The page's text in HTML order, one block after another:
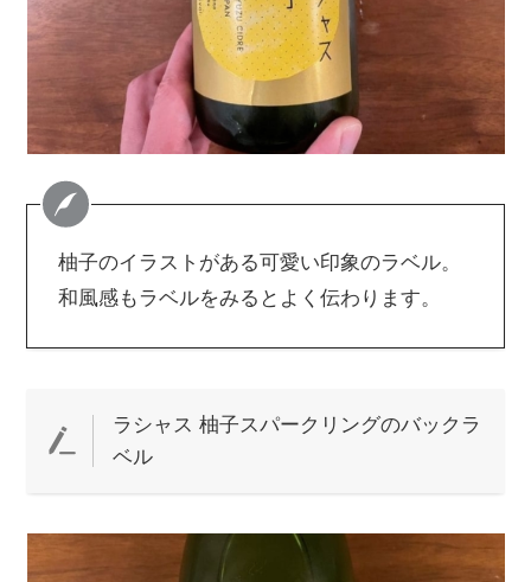
柚子のイラストがある可愛い印象のラベル。
和風感もラベルをみるとよく伝わります。
ラシャス 柚子スパークリングのバックラ
ベル